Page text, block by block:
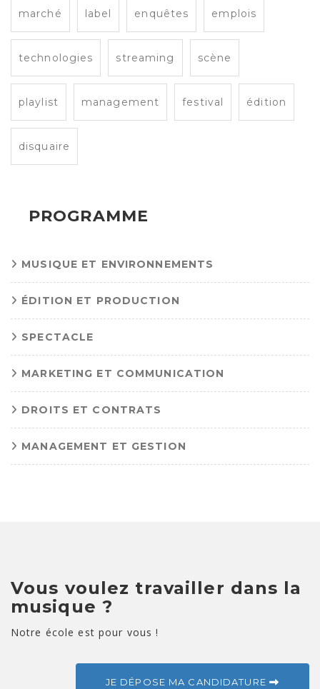
marché label enquêtes emplois
technologies streaming scène
playlist management festival édition
disquaire
PROGRAMME
MUSIQUE ET ENVIRONNEMENTS
ÉDITION ET PRODUCTION
SPECTACLE
MARKETING ET COMMUNICATION
DROITS ET CONTRATS
MANAGEMENT ET GESTION
Vous voulez travailler dans la
musique ?
Notre école est pour vous !
JE DÉPOSE MA CANDIDATURE